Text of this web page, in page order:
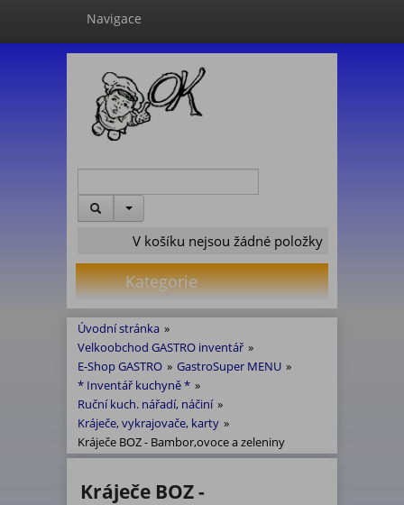
Navigace
V košíku nejsou žádné položky
Kategorie
Úvodní stránka »
Velkoobchod GASTRO inventář »
E-Shop GASTRO » GastroSuper MENU »
* Inventář kuchyně * »
Ruční kuch. nářadí, náčiní »
Kráječe, vykrajovače, karty »
Kráječe BOZ - Bambor,ovoce a zeleniny
Kráječe BOZ -